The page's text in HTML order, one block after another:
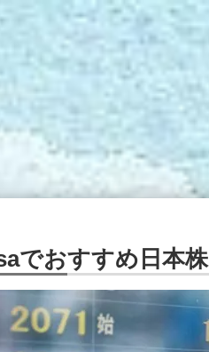
でおすすめ日本株